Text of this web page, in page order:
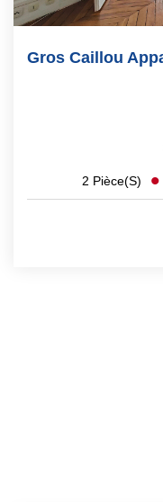
2 Pièce(s)